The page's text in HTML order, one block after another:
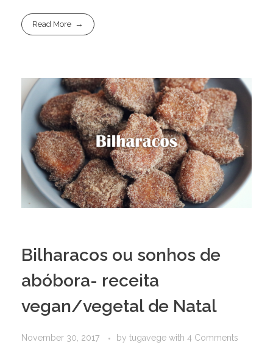
Read More
Bilharacos ou sonhos de
abóbora- receita
vegan/vegetal de Natal
November 30, 2017 by tugavege with 4 Comments